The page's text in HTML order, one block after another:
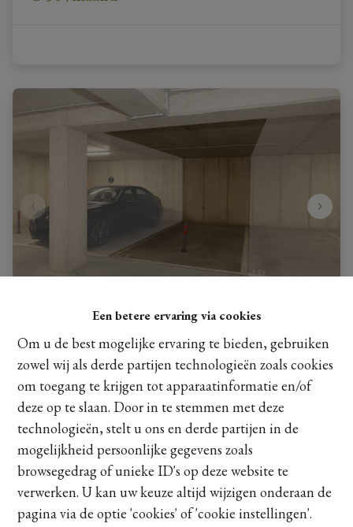
Een betere ervaring via cookies
Om u de best mogelijke ervaring te bieden, gebruiken
zowel wij als derde partijen technologieën zoals cookies
om toegang te krijgen tot apparaatinformatie en/of
deze op te slaan. Door in te stemmen met deze
technologieën, stelt u ons en derde partijen in de
mogelijkheid persoonlijke gegevens zoals
browsegedrag of unieke ID's op deze website te
verwerken. U kan uw keuze altijd wijzigen onderaan de
pagina via de optie 'cookies' of 'cookie instellingen'.
Smalstraat 5 - P29, 3730 Hoeselt Ref 12475
€ 50 /maand